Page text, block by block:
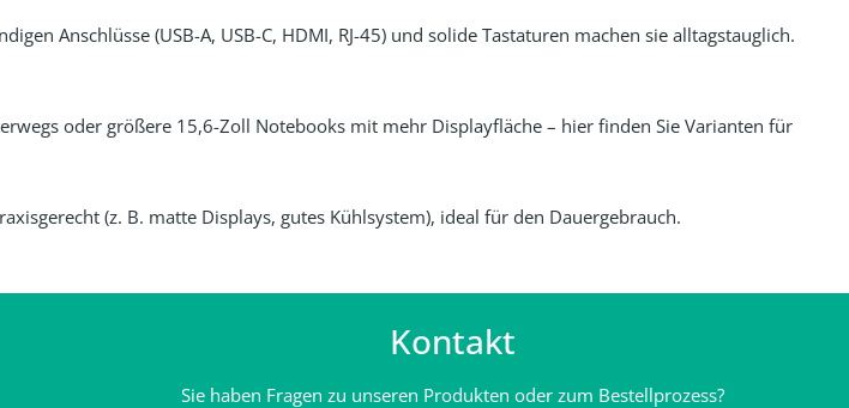
Anschlüsse (USB-A, USB-C, HDMI, RJ-45) und solide Tastaturen machen sie alltagstauglich.
oder größere 15,6-Zoll Notebooks mit mehr Displayfläche – hier finden Sie Varianten für
(z. B. matte Displays, gutes Kühlsystem), ideal für den Dauergebrauch.
Kontakt
Sie haben Fragen zu unseren Produkten oder zum Bestellprozess?